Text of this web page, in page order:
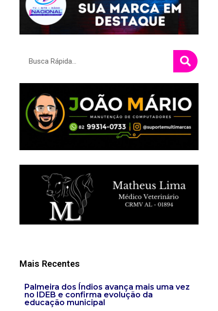
Mais Recentes
Palmeira dos Índios avança mais uma vez
no IDEB e confirma evolução da
educação municipal